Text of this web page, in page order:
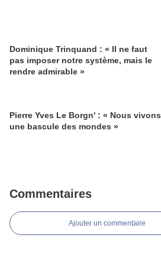
Dominique Trinquand : « Il ne faut
pas imposer notre système, mais le
rendre admirable »
Pierre Yves Le Borgn' : « Nous vivons
une bascule des mondes »
Commentaires
Ajouter un commentaire